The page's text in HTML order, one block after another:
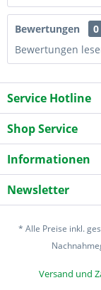
Bewertungen
0
Bewertungen
Service Hotline
Shop Service
Informationen
Newsletter
* Alle Preise inkl.
Versand und